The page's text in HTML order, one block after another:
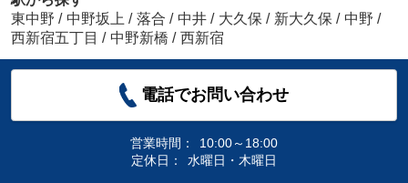
東中野 / 中野坂上 / 落合 / 中井 / 大久保 / 新大久保 / 中野 /
西新宿五丁目 / 中野新橋 / 西新宿
電話でお問い合わせ
営業時間：
10:00～18:00
定休日：
水曜日・木曜日